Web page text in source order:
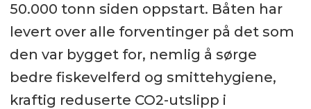
50.000 tonn siden oppstart. Båten har
levert over alle forventinger på det som
den var bygget for, nemlig å sørge
bedre fiskevelferd og smittehygiene,
kraftig reduserte CO2-utslipp i